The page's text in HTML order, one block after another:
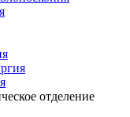
отделение